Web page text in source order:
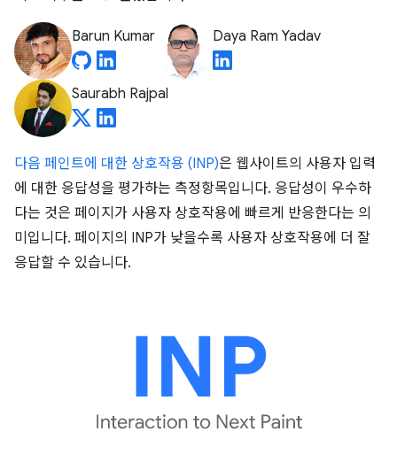
Barun Kumar Daya Ram Yadav
Saurabh Rajpal
다음 페인트에 대한 상호작용 (INP)은 웹사이트의 사용자 입력
에 대한 응답성을 평가하는 측정항목입니다. 응답성이 우수하
다는 것은 페이지가 사용자 상호작용에 빠르게 반응한다는 의
미입니다. 페이지의 INP가 낮을수록 사용자 상호작용에 더 잘
응답할 수 있습니다.